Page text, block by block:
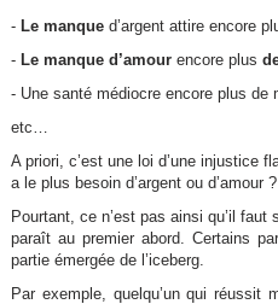
- Le manque d’argent attire encore
- Le manque d’amour encore plus
- Une santé médiocre encore plus de
etc…
A priori, c’est une loi d’une injustice
a le plus besoin d’argent ou
Pourtant, ce n’est pas ainsi qu’il faut
paraît au premier abord. Certains
partie émergée de l’iceberg.
Par exemple, quelqu’un qui réussit